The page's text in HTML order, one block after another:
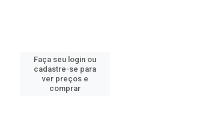
Faça seu login ou
cadastre-se para
ver preços e
comprar